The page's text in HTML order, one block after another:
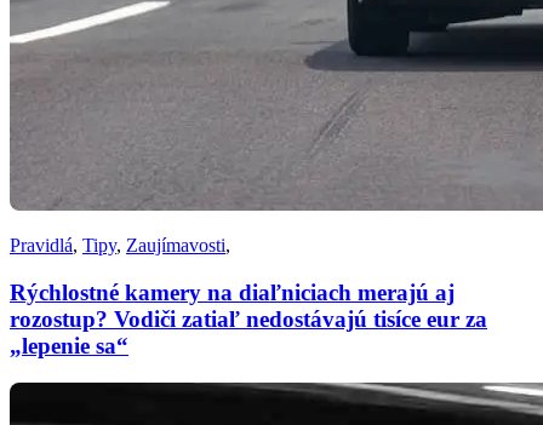
Pravidlá, Tipy, Zaujímavosti,
Rýchlostné kamery na diaľniciach merajú aj
rozostup? Vodiči zatiaľ nedostávajú tisíce eur za
„lepenie sa“